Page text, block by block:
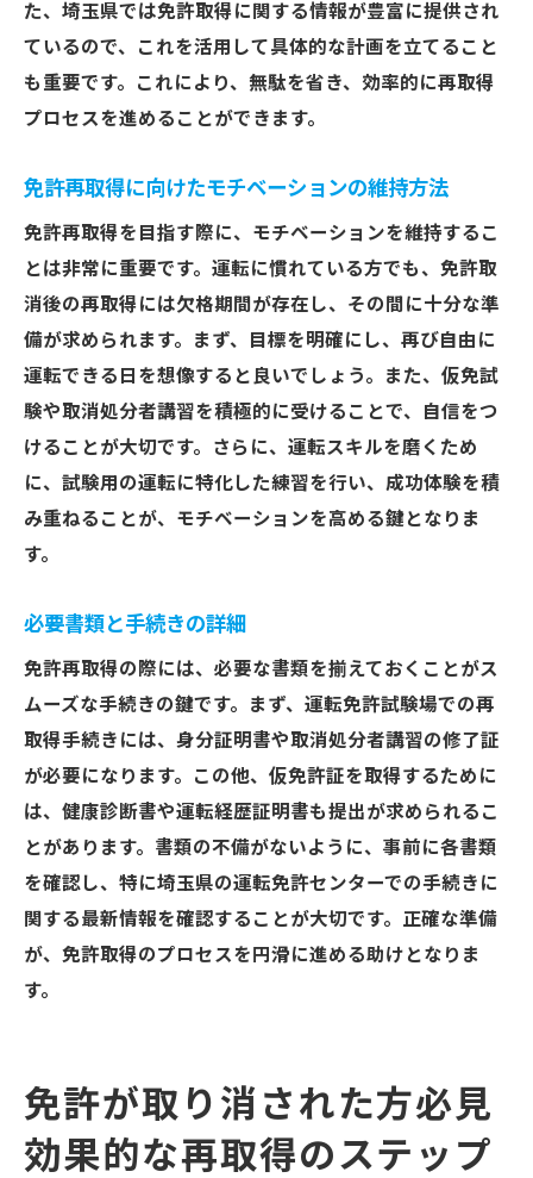
仮免許取得の流れと注意点
練習時に気をつけたい安全対策
仮免試験に合格するための勉強法
仮免練習中に陥りやすいミスと対処法
仮免期間中の交通ルールの遵守
埼玉県の免許再取得運転スキルを磨く重要性と
その手法
運転スキル向上のための練習方法
ペーパードライバーからの脱却法
プロのドライバーに学ぶ運転テクニック
運転技術を正しく評価するポイント
実践的な運転練習の効果的な進め方
た、埼玉県では免許取得に関する情報が豊富に提供され
ているので、これを活用して具体的な計画を立てること
も重要です。これにより、無駄を省き、効率的に再取得
プロセスを進めることができます。
免許再取得に向けたモチベーションの維持方法
免許再取得を目指す際に、モチベーションを維持するこ
とは非常に重要です。運転に慣れている方でも、免許取
消後の再取得には欠格期間が存在し、その間に十分な準
備が求められます。まず、目標を明確にし、再び自由に
運転できる日を想像すると良いでしょう。また、仮免試
験や取消処分者講習を積極的に受けることで、自信をつ
けることが大切です。さらに、運転スキルを磨くため
に、試験用の運転に特化した練習を行い、成功体験を積
み重ねることが、モチベーションを高める鍵となりま
す。
必要書類と手続きの詳細
免許再取得の際には、必要な書類を揃えておくことがス
ムーズな手続きの鍵です。まず、運転免許試験場での再
取得手続きには、身分証明書や取消処分者講習の修了証
が必要になります。この他、仮免許証を取得するために
は、健康診断書や運転経歴証明書も提出が求められるこ
とがあります。書類の不備がないように、事前に各書類
を確認し、特に埼玉県の運転免許センターでの手続きに
関する最新情報を確認することが大切です。正確な準備
が、免許取得のプロセスを円滑に進める助けとなりま
す。
免許が取り消された方必見
効果的な再取得のステップ